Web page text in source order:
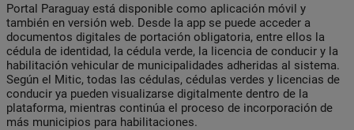
Portal Paraguay está disponible como aplicación móvil y
también en versión web. Desde la app se puede acceder a
documentos digitales de portación obligatoria, entre ellos la
cédula de identidad, la cédula verde, la licencia de conducir y la
habilitación vehicular de municipalidades adheridas al sistema.
Según el Mitic, todas las cédulas, cédulas verdes y licencias de
conducir ya pueden visualizarse digitalmente dentro de la
plataforma, mientras continúa el proceso de incorporación de
más municipios para habilitaciones.